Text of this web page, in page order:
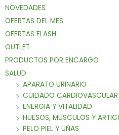
NOVEDADES
OFERTAS DEL MES
OFERTAS FLASH
OUTLET
PRODUCTOS POR ENCARGO
SALUD
APARATO URINARIO
CUIDADO CARDIOVASCULAR
ENERGIA Y VITALIDAD
HUESOS, MUSCULOS Y
PELO PIEL Y UÑAS